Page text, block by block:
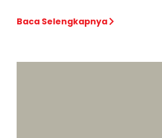
Baca Selengkapnya